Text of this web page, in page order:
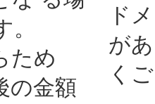
ため
の金額
ド
が
く